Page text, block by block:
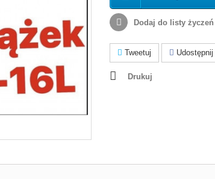
Dodaj do listy życzeń
Tweetuj Udostępnij
Drukuj